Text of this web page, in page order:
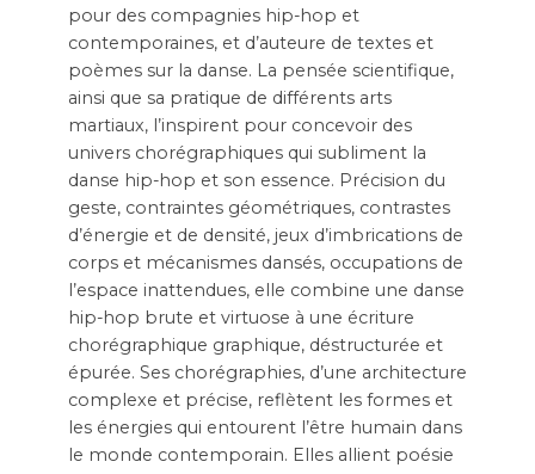
pour des compagnies hip-hop et
contemporaines, et d’auteure de textes et
poèmes sur la danse. La pensée scientifique,
ainsi que sa pratique de différents arts
martiaux, l’inspirent pour concevoir des
univers chorégraphiques qui subliment la
danse hip-hop et son essence. Précision du
geste, contraintes géométriques, contrastes
d’énergie et de densité, jeux d’imbrications de
corps et mécanismes dansés, occupations de
l’espace inattendues, elle combine une danse
hip-hop brute et virtuose à une écriture
chorégraphique graphique, déstructurée et
épurée. Ses chorégraphies, d’une architecture
complexe et précise, reflètent les formes et
les énergies qui entourent l’être humain dans
le monde contemporain. Elles allient poésie